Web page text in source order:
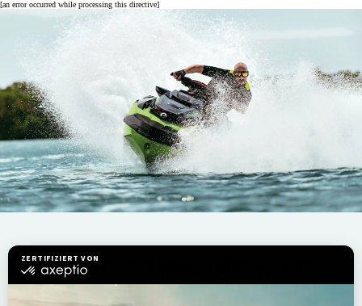
[an error occurred while processing this directive]
Diese Version Ihres Browsers
wird derzeit nicht unterstützt.